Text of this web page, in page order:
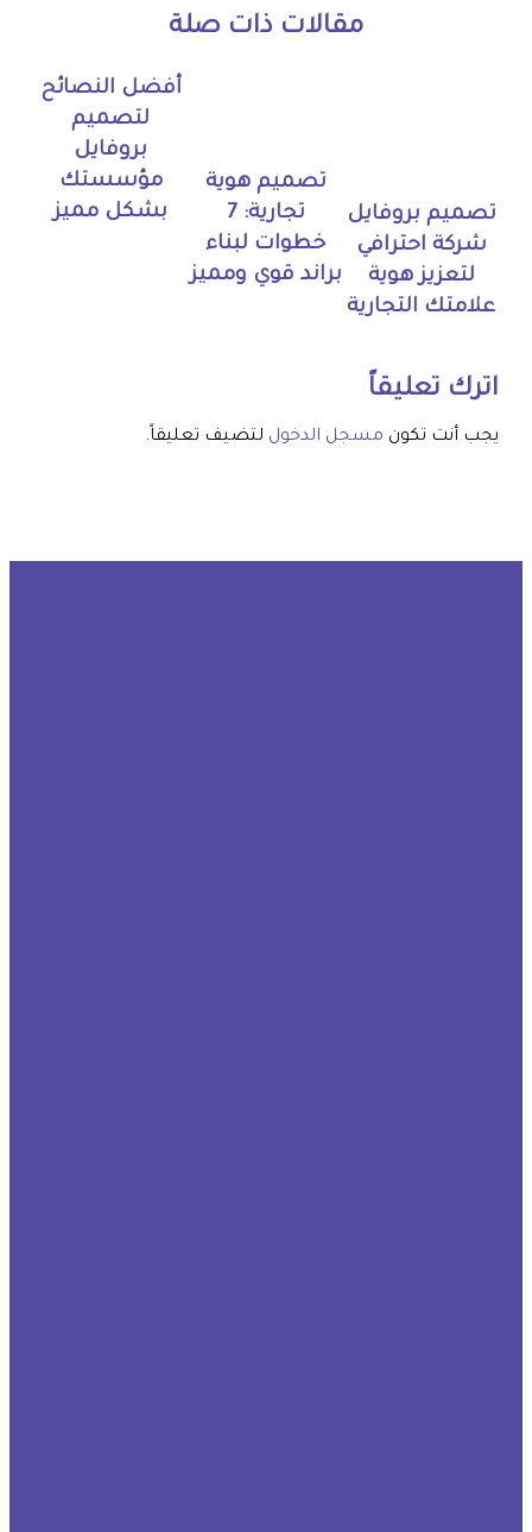
مقالات ذات صلة
تصميم بروفايل
شركة احترافي
لتعزيز هوية
علامتك التجارية
تصميم هوية
تجارية: 7
خطوات لبناء
براند قوي ومميز
أفضل النصائح
لتصميم
بروفايل
مؤسستك
بشكل مميز
اترك تعليقاً
يجب أنت تكون مسجل الدخول لتضيف تعليقاً.